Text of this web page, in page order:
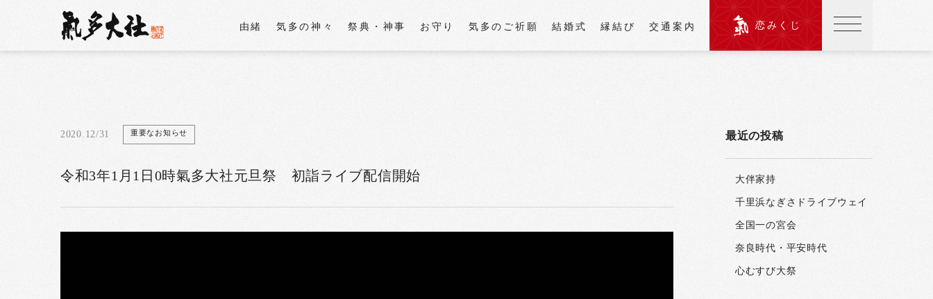
由緒 気多の神々 祭典・神事 お守り 気多のご祈願 結婚式 縁結び 交通案内 恋みくじ
2020.12/31 重要なお知らせ
令和3年1月1日0時氣多大社元旦祭 初詣ライブ配信開始
最近の投稿
大伴家持
千里浜なぎさドライブウェイ
全国一の宮会
奈良時代・平安時代
心むすび大祭